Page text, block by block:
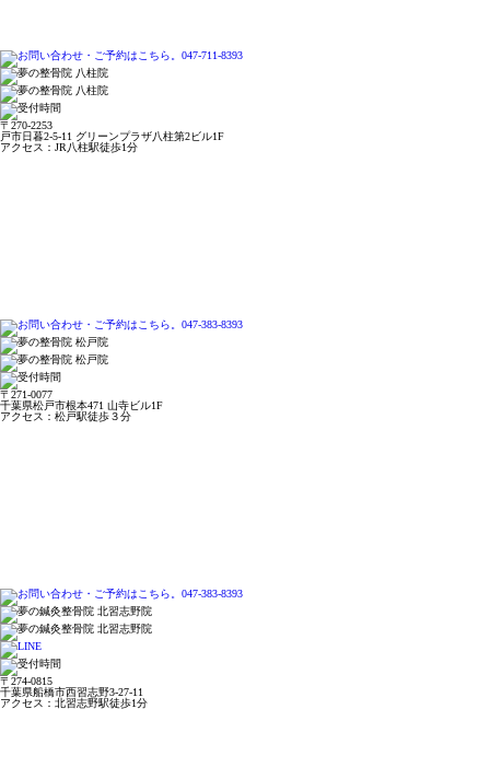
〒270-2253
戸市日暮2-5-11 グリーンプラザ八柱第2ビル1F
アクセス：JR八柱駅徒歩1分
〒271-0077
千葉県松戸市根本471 山寺ビル1F
アクセス：松戸駅徒歩３分
〒274-0815
千葉県船橋市西習志野3-27-11
アクセス：北習志野駅徒歩1分